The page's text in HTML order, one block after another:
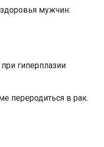
мужчин:
гиперплазии
переродиться в рак.